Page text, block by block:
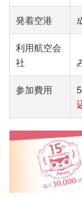
発着空港
利用航空会
社
参加費用